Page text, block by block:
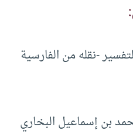
-نقله من الفارسية
بن إسماعيل البخاري